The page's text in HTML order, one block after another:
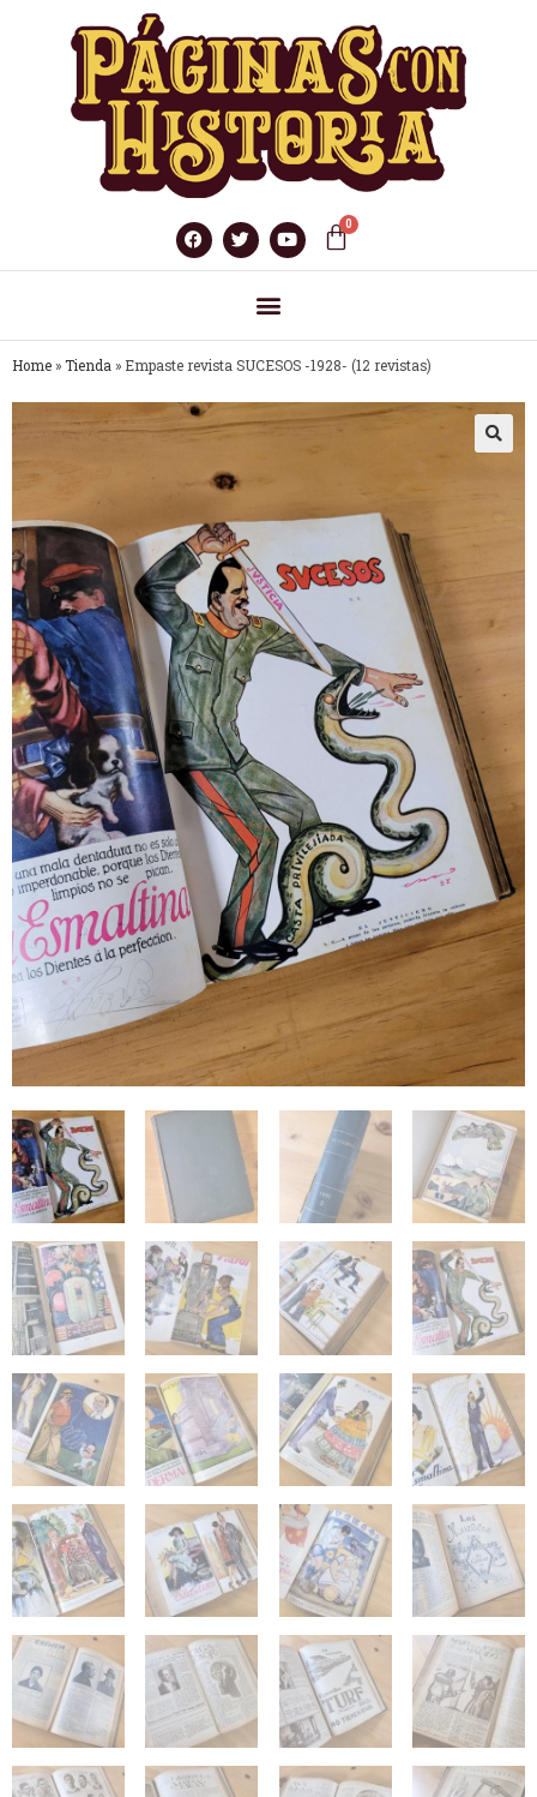
Home » Tienda » Empaste revista SUCESOS -1928- (12 revistas)